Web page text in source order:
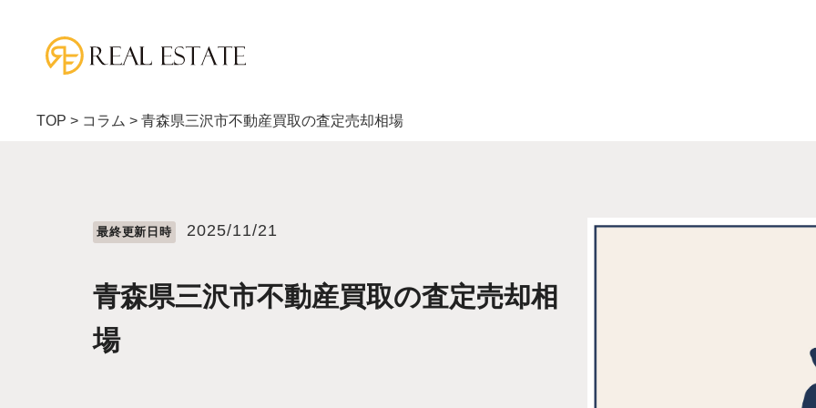
TOP > コラム > 青森県三沢市不動産買取の査定売却相場
最終更新⽇時 2025/11/21
青森県三沢市不動産買取の査定売却相
場